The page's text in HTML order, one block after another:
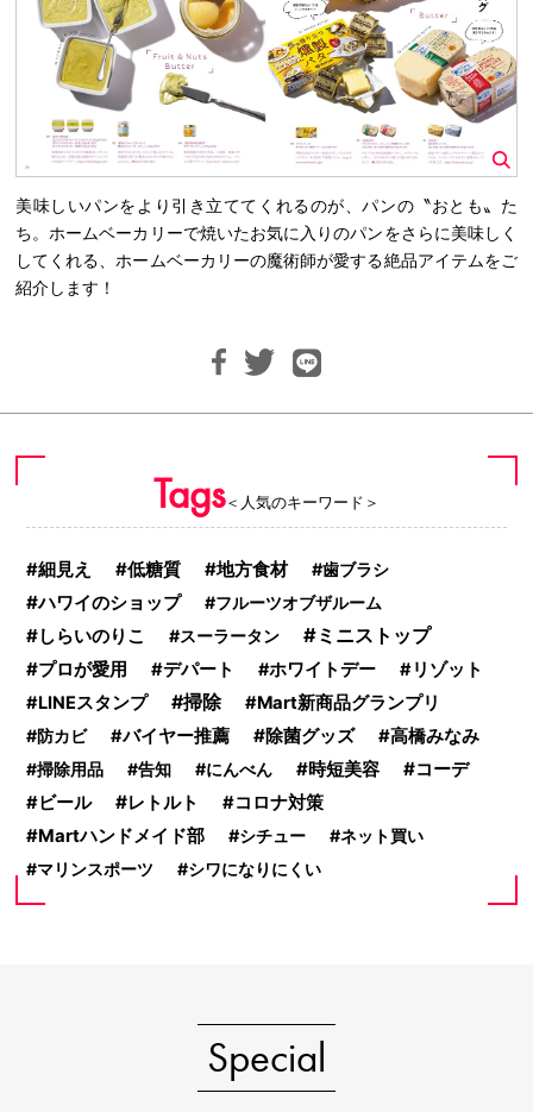
美味しいパンをより引き立ててくれるのが、パンの〝おとも〟た
ち。ホームベーカリーで焼いたお気に入りのパンをさらに美味しく
してくれる、ホームベーカリーの魔術師が愛する絶品アイテムをご
紹介します！
Tags＜人気のキーワード＞
細見え 低糖質 地方食材 歯ブラシ
ハワイのショップ フルーツオブザルーム
しらいのりこ スーラータン ミニストップ
プロが愛用 デパート ホワイトデー
リゾット
LINEスタンプ
掃除 Mart新商品グランプリ
防カビ バイヤー推薦 除菌グッズ 高橋みなみ
掃除用品 告知 にんべん 時短美容 コーデ
ビール レトルト
コロナ対策
Martハンドメイド部
シチュー
ネット買い
マリンスポーツ
シワになりにくい
Special